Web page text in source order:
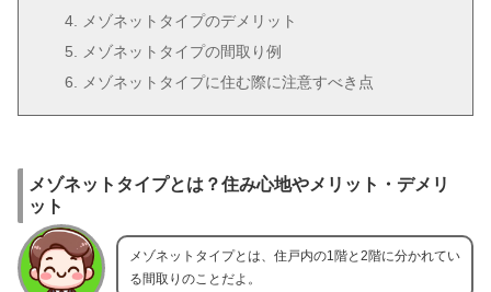
メゾネットタイプのデメリット
メゾネットタイプの間取り例
メゾネットタイプに住む際に注意すべき点
メゾネットタイプとは？住み心地やメリット・デメリ
ット
メゾネットタイプとは、住戸内の1階と2階に分かれてい
る間取りのことだよ。